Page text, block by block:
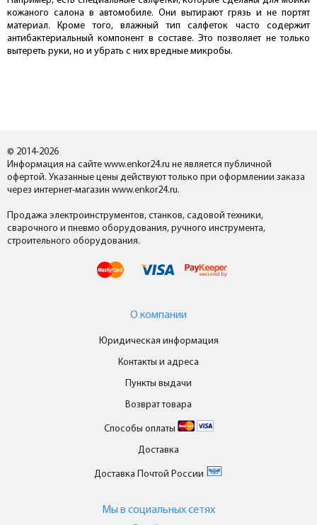
кожаного салона в автомобиле. Они вытирают грязь и не портят
материал. Кроме того, влажный тип салфеток часто содержит
антибактериальный компонент в составе. Это позволяет не только
вытереть руки, но и убрать с них вредные микробы.
© 2014-2026
Информация на сайте www.enkor24.ru не является публичной
офертой. Указанные цены действуют только при оформлении заказа
через интернет-магазин www.enkor24.ru.
Продажа электроинструментов, станков, садовой техники,
сварочного и пневмо оборудования, ручного инструмента,
строительного оборудования.
О компании
Юридическая информация
Контакты и адреса
Пункты выдачи
Возврат товара
Способы оплаты
Доставка
Доставка Почтой России
Мы в cоциальных сетях